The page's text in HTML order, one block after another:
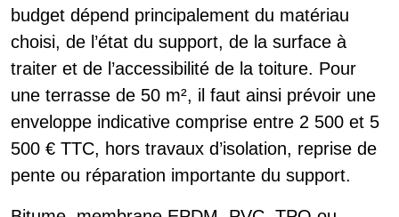
budget dépend principalement du matériau
choisi, de l’état du support, de la surface à
traiter et de l’accessibilité de la toiture. Pour
une terrasse de 50 m², il faut ainsi prévoir une
enveloppe indicative comprise entre 2 500 et 5
500 € TTC, hors travaux d’isolation, reprise de
pente ou réparation importante du support.